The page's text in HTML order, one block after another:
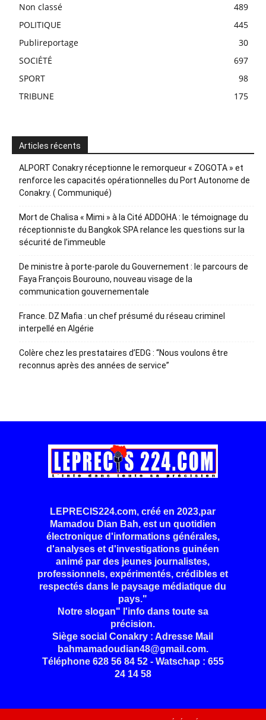
Non classé
489
POLITIQUE
445
Publireportage
30
SOCIÉTÉ
697
SPORT
98
TRIBUNE
175
Articles récents
ALPORT Conakry réceptionne le remorqueur « ZOGOTA » et
renforce les capacités opérationnelles du Port Autonome de
Conakry. ( Communiqué)
Mort de Chalisa « Mimi » à la Cité ADDOHA : le témoignage du
réceptionniste du Bangkok SPA relance les questions sur la
sécurité de l’immeuble
De ministre à porte-parole du Gouvernement : le parcours de
Faya François Bourouno, nouveau visage de la
communication gouvernementale
France. DZ Mafia : un chef présumé du réseau criminel
interpellé en Algérie
Colère chez les prestataires d’EDG : “Nous voulons être
reconnus après des années de service”
LEPRECIS224.com, créé en 2023,par
Mamadou Dian Bah, est un quotidien
électronique d'informations générales,
d'analyses et d'investigations guinéen
animé par des jeunes journalistes,
professionnels, expérimentés, crédibles et
respectés dans le paysage médiatique du
pays."
Notre slogan" l'info dans toute sa
précision.
Siège social Conakry : Adresse Mail
bahmamadoudian48@gmail.com.
Téléphone 628 56 84 52 - Watschap : 655
24 14 58